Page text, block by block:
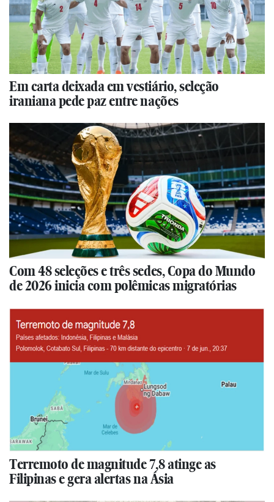
Em carta deixada em vestiário, seleção
iraniana pede paz entre nações
Com 48 seleções e três sedes, Copa do Mundo
de 2026 inicia com polêmicas migratórias
Terremoto de magnitude 7,8 atinge as
Filipinas e gera alertas na Ásia